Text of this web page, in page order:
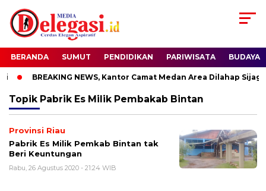
BERANDA SUMUT PENDIDIKAN PARIWISATA BUDAYA
BREAKING NEWS, Kantor Camat Medan Area Dilahap Sijago
Topik Pabrik Es Milik Pembakab Bintan
Provinsi Riau
Pabrik Es Milik Pemkab Bintan tak
Beri Keuntungan
Rabu, 26 Agustus 2020 - 21:24 WIB